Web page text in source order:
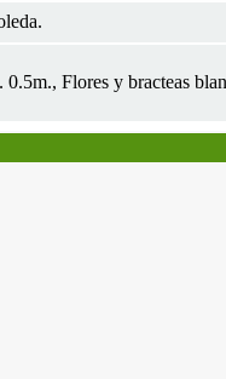
Flores y bracteas